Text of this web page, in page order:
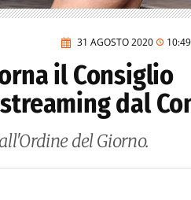
31 AGOSTO 2020 10:49
il Consiglio
dal
del Giorno.